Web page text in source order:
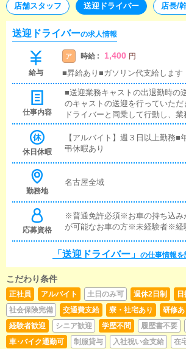
店舗スタッフ 送迎ドライバー 店長/
送迎ドライバーの求人情報
給与
ア 時給 : 1,400 円
■昇給あり■ガソリン代支給します
仕事内容
■送迎業務キャストの出退勤時の
のキャストの送迎を行っていた
ドライバーと同乗して行動し、業
ただきますので、未経験の方で
お客様と対面で接客をお願いす
ガソリン代は支給します。■清掃
雑務あり
休日休暇
【アルバイト】週３日以上勤務■
弔休暇あり
勤務地
名古屋全域
応募資格
※普通免許必須※お車の持ち込み
が可能なお車の方※未経験者※経
「送迎ドライバー」 の仕事情報を
こだわり条件
正社員 アルバイト 土日のみ可 週休2日制
社会保険完備
交通費支給 寮・社宅あり 研修あ
経験者歓迎
シニア歓迎 学歴不問 履歴書不要
車･バイク通勤可
制服貸与 入社祝い金支給 在